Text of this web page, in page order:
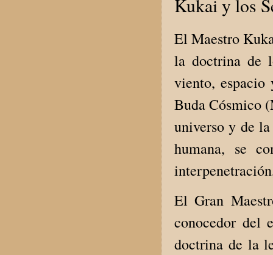
Kukai y los
El Maestro
la doctrina de
viento, espacio
Buda Cósmico
universo y de
humana, se
El Gran
conocedor del
doctrina de la